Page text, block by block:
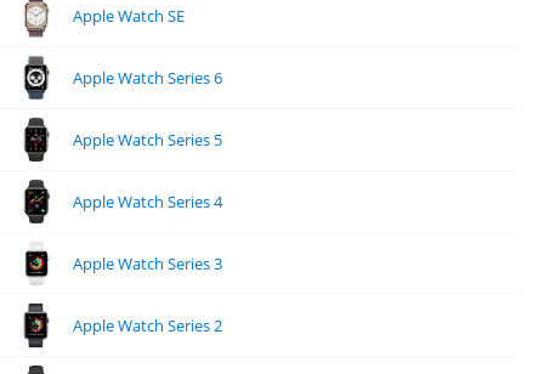
Apple Watch SE
Apple Watch Series 6
Apple Watch Series 5
Apple Watch Series 4
Apple Watch Series 3
Apple Watch Series 2